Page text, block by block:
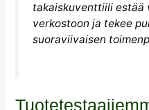
takaiskuventtiili estää
verkostoon ja tekee
suoraviivaisen